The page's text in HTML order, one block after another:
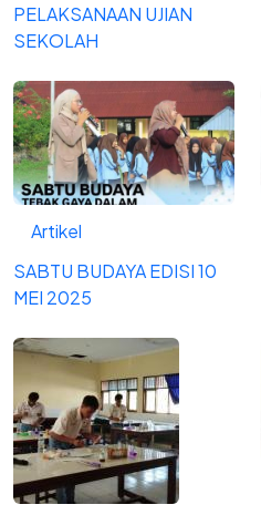
PELAKSANAAN UJIAN
SEKOLAH
Artikel
SABTU BUDAYA EDISI 10
MEI 2025